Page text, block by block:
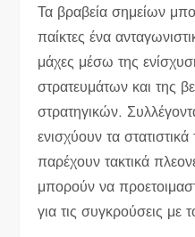
Τα βραβεία σημείων
παίκτες ένα
μάχες μέσω της
στρατευμάτων και της
στρατηγικών.
ενισχύουν τα
παρέχουν τακτικά
μπορούν να
για τις συγκρούσεις με